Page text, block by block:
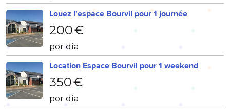
Louez l'espace Bourvil pour 1 journée
200 €
por día
Location Espace Bourvil pour 1 weekend
350 €
por día